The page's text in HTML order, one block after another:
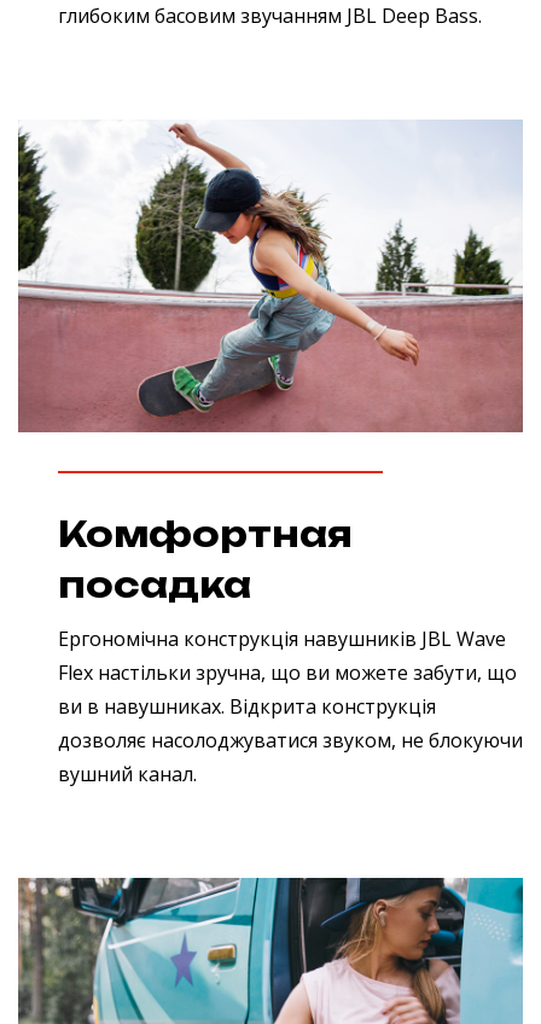
глибоким басовим звучанням JBL Deep Bass.
Комфортная
посадка
Ергономічна конструкція навушників JBL Wave
Flex настільки зручна, що ви можете забути, що
ви в навушниках. Відкрита конструкція
дозволяє насолоджуватися звуком, не блокуючи
вушний канал.